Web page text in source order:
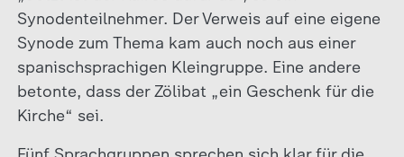
Synodenteilnehmer. Der Verweis auf eine eigene
Synode zum Thema kam auch noch aus einer
spanischsprachigen Kleingruppe. Eine andere
betonte, dass der Zölibat „ein Geschenk für die
Kirche“ sei.